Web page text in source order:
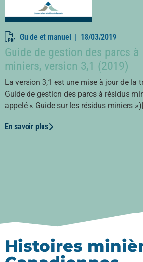
Guide et manuel | 18/03/2019
Guide de gestion des parcs à
miniers, version 3,1 (2019)
La version 3,1 est une mise à jour de la
Guide de gestion des parcs à résidus
appelé « Guide sur les résidus miniers
En savoir plus
Histoires